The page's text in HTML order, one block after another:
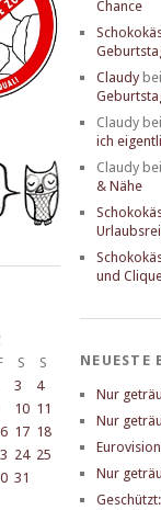
S
S
3
4
10 11
17 18
24 25
31
Chance
Claudy bei
Claudy bei
ich
Claudy bei
& Nähe
und
NEUESTE
Nur
Nur
Nur